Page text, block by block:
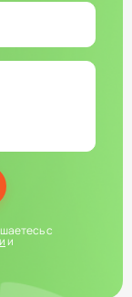
с
и